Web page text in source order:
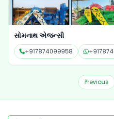
આરવ ટ્રેલર
+919664837696
Previous